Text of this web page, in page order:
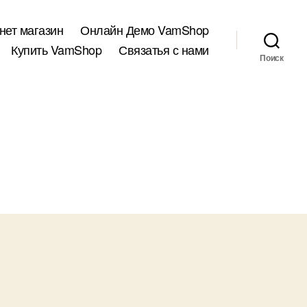
магазин
Онлайн Демо VamShop
Купить VamShop
Связатья с нами Поиск